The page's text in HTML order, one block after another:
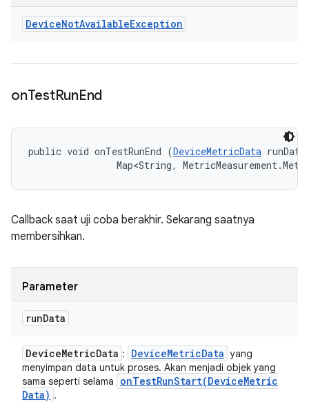
DeviceNotAvailableException
onTestRunEnd
public void onTestRunEnd (DeviceMetricData
Map<String,
Callback saat uji coba berakhir. Sekarang saatnya
membersihkan.
Parameter
runData
DeviceMetricData : DeviceMetricData yang
menyimpan data untuk proses. Akan menjadi objek yang
sama seperti selama
onTestRunStart(DeviceMetric
Data) .